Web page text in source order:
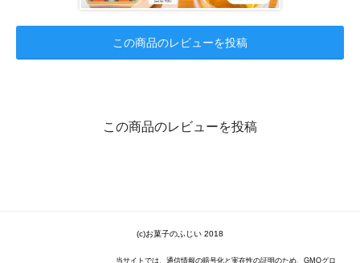
この商品のレビューを投稿
この商品のレビューを投稿
(c)お菓子のふじい 2018
当サイトでは、通信情報の暗号化と実在性の証明のため、GMOグロ